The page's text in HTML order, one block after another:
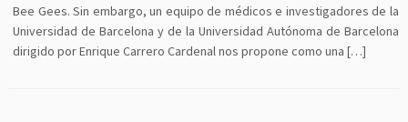
Bee Gees. Sin embargo, un equipo de médicos e investigadores de la
Universidad de Barcelona y de la Universidad Autónoma de Barcelona
dirigido por Enrique Carrero Cardenal nos propone como una […]